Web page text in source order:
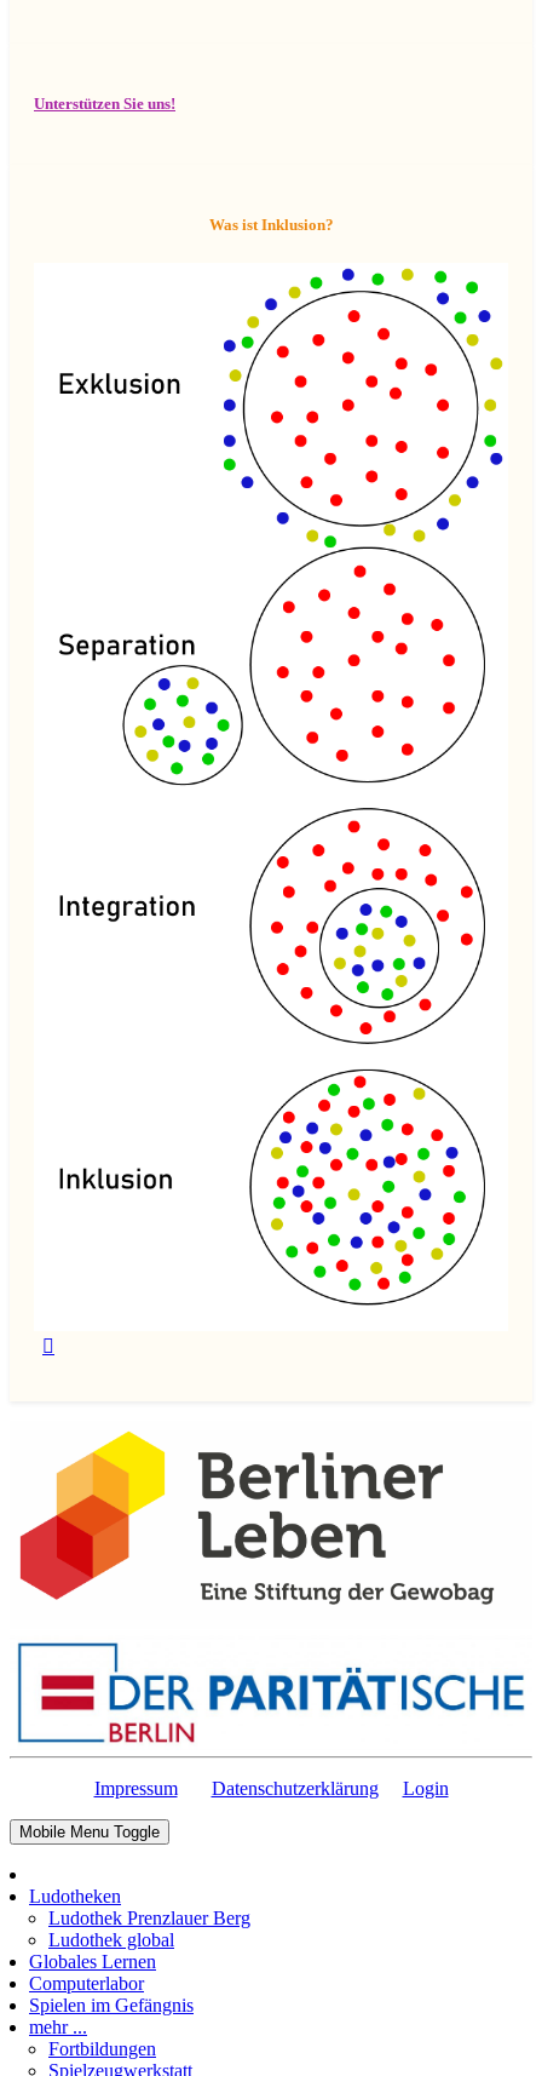
Unterstützen Sie uns!
Was ist Inklusion?
Impressum Datenschutzerklärung Login
Mobile Menu Toggle
Ludotheken
Ludothek Prenzlauer Berg
Ludothek global
Globales Lernen
Computerlabor
Spielen im Gefängnis
mehr ...
Fortbildungen
Spielzeugwerkstatt